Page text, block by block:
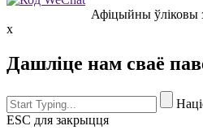
Афіцыйны ўліковы
x
Дашліце нам сваё
ESC для закрыцця